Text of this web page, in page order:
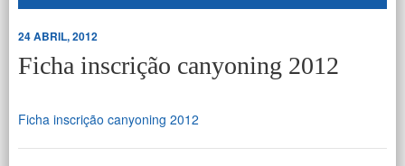
24 ABRIL, 2012
Ficha inscrição canyoning 2012
Ficha inscrição canyoning 2012